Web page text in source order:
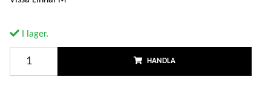
I lager.
HANDLA